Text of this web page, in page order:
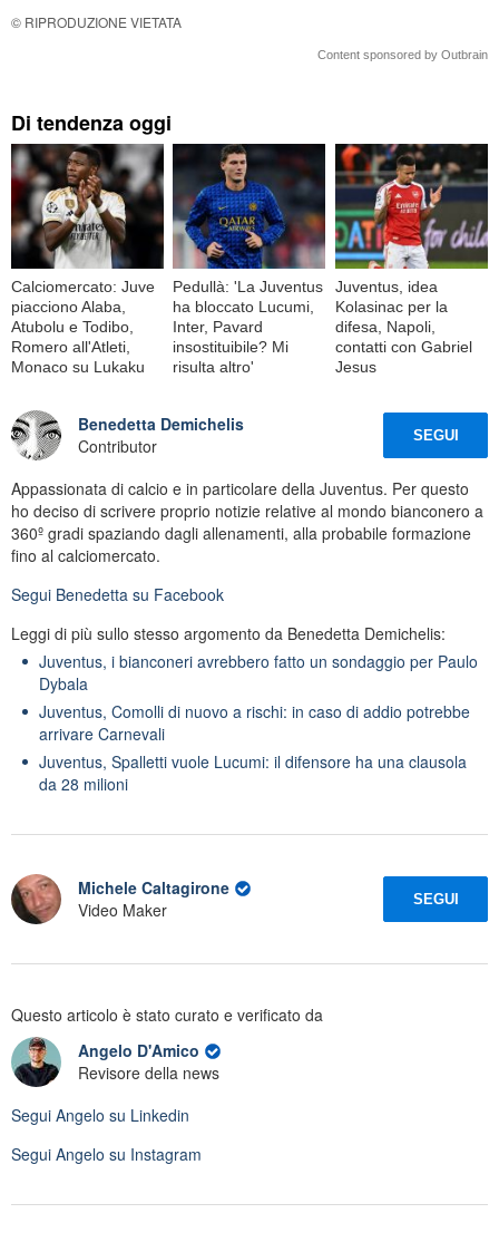
© RIPRODUZIONE VIETATA
Content sponsored by Outbrain
Di tendenza oggi
Calciomercato: Juve
piacciono Alaba,
Atubolu e Todibo,
Romero all'Atleti,
Monaco su Lukaku
Pedullà: 'La Juventus
ha bloccato Lucumi,
Inter, Pavard
insostituibile? Mi
risulta altro'
Juventus, idea
Kolasinac per la
difesa, Napoli,
contatti con Gabriel
Jesus
Benedetta Demichelis
Contributor
SEGUI
Appassionata di calcio e in particolare della Juventus. Per questo
ho deciso di scrivere proprio notizie relative al mondo bianconero a
360º gradi spaziando dagli allenamenti, alla probabile formazione
fino al calciomercato.
Segui Benedetta su Facebook
Leggi di più sullo stesso argomento da Benedetta Demichelis:
Juventus, i bianconeri avrebbero fatto un sondaggio per Paulo
Dybala
Juventus, Comolli di nuovo a rischi: in caso di addio potrebbe
arrivare Carnevali
Juventus, Spalletti vuole Lucumi: il difensore ha una clausola
da 28 milioni
Michele Caltagirone
Video Maker
SEGUI
Questo articolo è stato curato e verificato da
Angelo D'Amico
Revisore della news
Segui Angelo su Linkedin
Segui Angelo su Instagram